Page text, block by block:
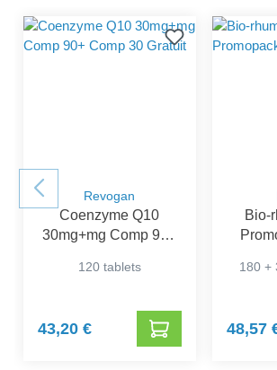
Revogan
Coenzyme Q10
30mg+mg Comp 90+
120 tablets
43,20 €
Bio-
180 +
48,57